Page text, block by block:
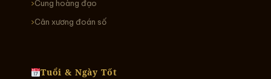
Cung hoàng đạo
Cân xương đoán số
Tuổi & Ngày Tốt